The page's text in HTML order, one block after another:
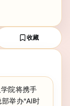
收藏
院将携手
举办“AI时